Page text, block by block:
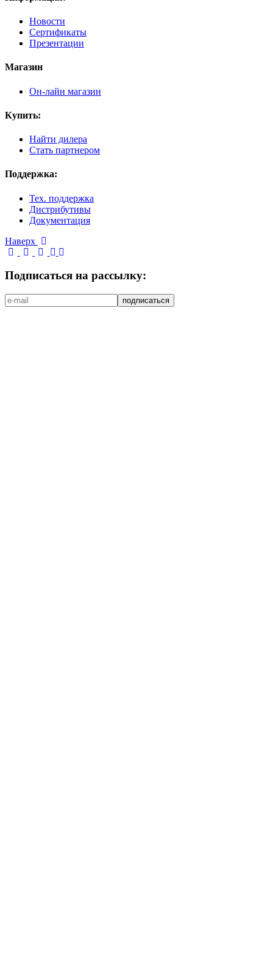
Новости
Сертификаты
Презентации
Магазин
Он-лайн магазин
Купить:
Найти дилера
Стать партнером
Поддержка:
Тех. поддержка
Дистрибутивы
Документация
Наверх
Подписаться на рассылку: